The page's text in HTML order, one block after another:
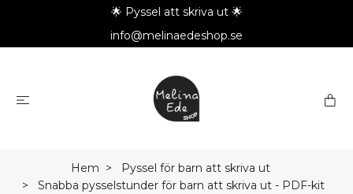
🌟 Pyssel att skriva ut 🌟
info@melinaedeshop.se
Hem
Pyssel för barn att skriva ut
Snabba pysselstunder för barn att skriva ut - PDF-kit